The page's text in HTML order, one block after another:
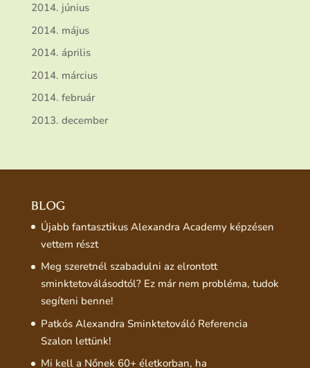
2014. június
2014. május
2014. április
2014. március
2014. február
2013. december
BLOG
Újabb fantasztikus Alexandra Academy képzésen
vettem részt
Meg szeretnél szabadulni az elrontott
sminktetoválásodtól? Ez már nem probléma, tudok
segíteni benne!
Patkós Alexandra Sminktetováló Referencia
Szalon lettünk!
Mi kell a Nőnek 60+ életkorban, ha